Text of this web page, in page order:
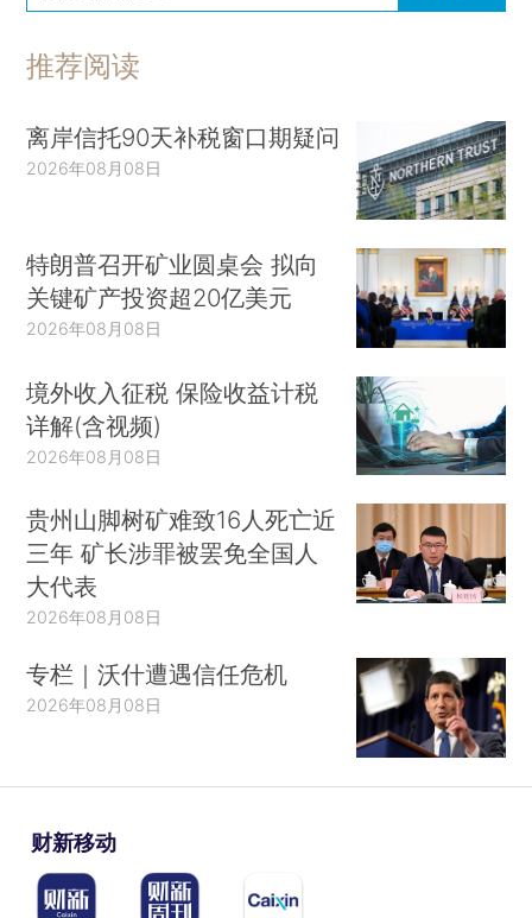
推荐阅读
离岸信托90天补税窗口期疑问
2026年08月08日
特朗普召开矿业圆桌会 拟向
关键矿产投资超20亿美元
2026年08月08日
境外收入征税 保险收益计税
详解(含视频)
2026年08月08日
贵州山脚树矿难致16人死亡近
三年 矿长涉罪被罢免全国人
大代表
2026年08月08日
专栏｜沃什遭遇信任危机
2026年08月08日
财新移动